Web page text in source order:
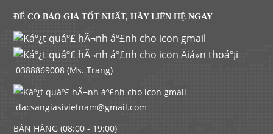
ĐỂ CÓ BÁO GIÁ TỐT NHẤT, HÃY LIÊN HỆ NGAY
0388869008 (Ms. Trang)
dacsangiasivietnam@gmail.com
BÁN HÀNG (08:00 - 19:00)